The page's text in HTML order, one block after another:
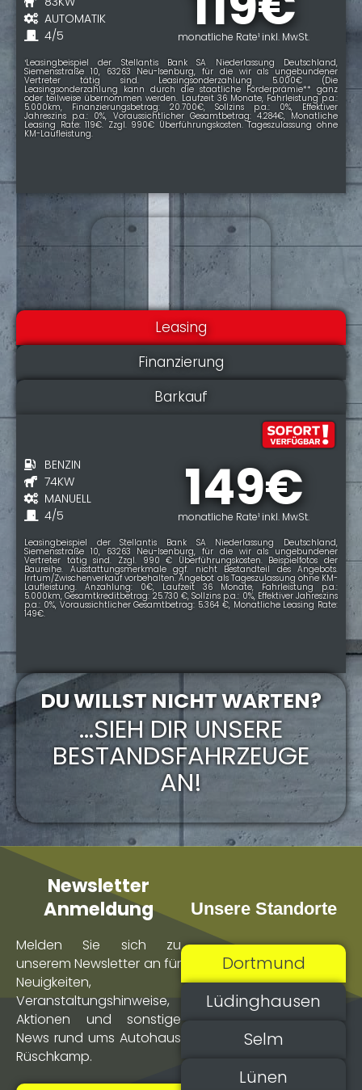
AUTOMATIK
4/5
monatliche Rate¹ inkl. MwSt.
¹Leasingbeispiel der Stellantis Bank SA Niederlassung Deutschland,
Siemensstraße 10, 63263 Neu-Isenburg, für die wir als ungebundener
Vertreter tätig sind. Leasingsonderzahlung 5.000€ (Die
Leasingsonderzahlung kann durch die staatliche Förderprämie** ganz
oder teilweise übernommen werden. Laufzeit 36 Monate, Fahrleistung p.a.:
5.000km, Finanzierungsbetrag: 20.700€, Sollzins p.a.: 0%, Effektiver
Jahreszins p.a.: 0%, Voraussichtlicher Gesamtbetrag: 4.284€, Monatliche
Leasing Rate: 119€. Zzgl. 990€ Überführungskosten. Tageszulassung ohne
KM-Laufleistung.
Leasing
Finanzierung
Barkauf
BENZIN
74KW
MANUELL
4/5
149€
monatliche Rate¹ inkl. MwSt.
Leasingbeispiel der Stellantis Bank SA Niederlassung Deutschland,
Siemensstraße 10, 63263 Neu-Isenburg, für die wir als ungebundener
Vertreter tätig sind. Zzgl. 990 € Überführungskosten. Beispielfotos der
Baureihe. Ausstattungsmerkmale ggf. nicht Bestandteil des Angebots.
Irrtum/Zwischenverkauf vorbehalten. Angebot als Tageszulassung ohne KM-
Laufleistung. Anzahlung: 0€, Laufzeit 36 Monate, Fahrleistung p.a.:
5.000km, Gesamtkreditbetrag: 25.730 €, Sollzins p.a.: 0%, Effektiver Jahreszins
p.a.: 0%, Voraussichtlicher Gesamtbetrag: 5.364 €, Monatliche Leasing Rate:
149€.
DU WILLST NICHT WARTEN?
...SIEH DIR UNSERE
BESTANDSFAHRZEUGE
AN!
Newsletter
Anmeldung
Melden Sie sich zu
unserem Newsletter an für
Neuigkeiten,
Veranstaltungs­hinweise,
Aktionen und sonstige
News rund ums Autohaus
Rüschkamp.
Unsere Standorte
Dortmund
Lüdinghausen
Selm
Lünen